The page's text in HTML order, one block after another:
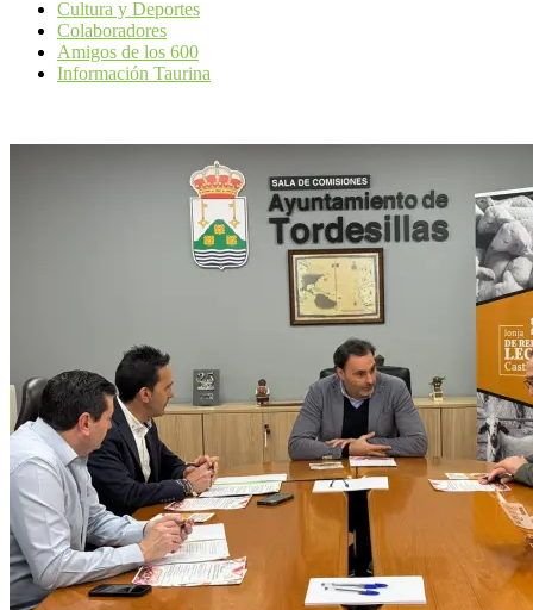
Cultura y Deportes
Colaboradores
Amigos de los 600
Información Taurina